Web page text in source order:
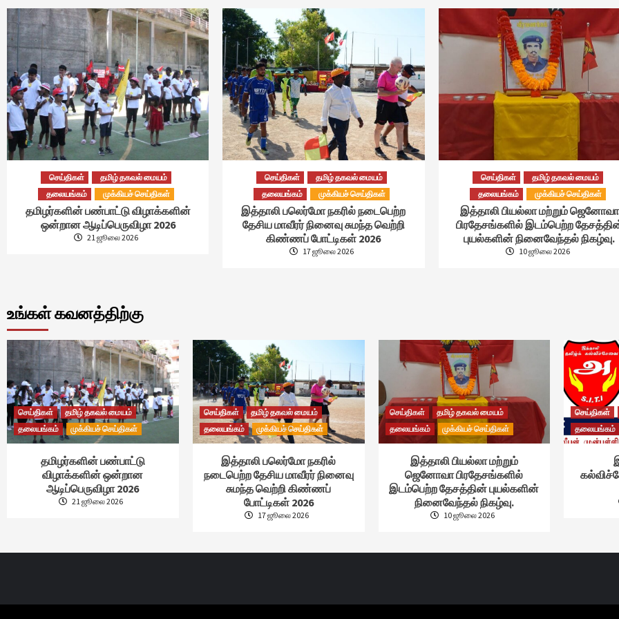
செய்திகள்
தமிழ் தகவல் மையம்
தலையங்கம்
முக்கியச் செய்திகள்
தமிழர்களின் பண்பாட்டு விழாக்களின்
ஒன்றான ஆடிப்பெருவிழா 2026
21 ஜூலை 2026
செய்திகள்
தமிழ் தகவல் மையம்
தலையங்கம்
முக்கியச் செய்திகள்
இத்தாலி பலெர்மோ நகரில் நடைபெற்ற
தேசிய மாவீரர் நினைவு சுமந்த வெற்றி
கிண்ணப் போட்டிகள் 2026
17 ஜூலை 2026
செய்திகள்
தமிழ் தகவல் மையம்
தலையங்கம்
முக்கியச் செய்திகள்
இத்தாலி பியல்லா மற்றும் ஜெனோவா
பிரதேசங்களில் இடம்பெற்ற
புயல்களின் நினைவேந்தல் நிகழ்வு.
10 ஜூலை 2026
உங்கள் கவனத்திற்கு
செய்திகள்
தமிழ் தகவல் மையம்
தலையங்கம்
முக்கியச் செய்திகள்
தமிழர்களின் பண்பாட்டு
விழாக்களின் ஒன்றான
ஆடிப்பெருவிழா 2026
21 ஜூலை 2026
செய்திகள்
தமிழ் தகவல் மையம்
தலையங்கம்
முக்கியச் செய்திகள்
இத்தாலி பலெர்மோ நகரில்
நடைபெற்ற தேசிய மாவீரர் நினைவு
சுமந்த வெற்றி கிண்ணப்
போட்டிகள் 2026
17 ஜூலை 2026
செய்திகள்
தமிழ் தகவல் மையம்
தலையங்கம்
முக்கியச் செய்திகள்
இத்தாலி பியல்லா மற்றும்
ஜெனோவா பிரதேசங்களில்
இடம்பெற்ற தேசத்தின் புயல்களின்
நினைவேந்தல் நிகழ்வு.
10 ஜூலை 2026
செய்திகள்
தலையங்கம்